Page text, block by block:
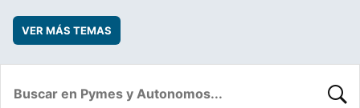
VER MÁS TEMAS